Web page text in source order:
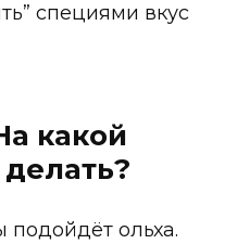
специями вкус
какой
ольха.